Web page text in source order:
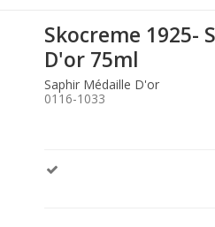
Skocreme 1925-
D'or 75ml
Saphir Médaille D'or
0116-1033